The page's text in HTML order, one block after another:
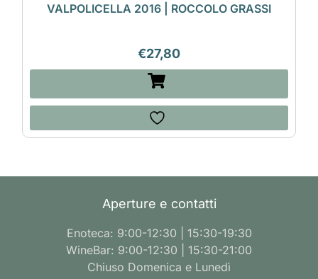
VALPOLICELLA 2016 | ROCCOLO GRASSI
€27,80
Aperture e contatti
Enoteca: 9:00-12:30 | 15:30-19:30
WineBar: 9:00-12:30 | 15:30-21:00
Chiuso Domenica e Lunedì